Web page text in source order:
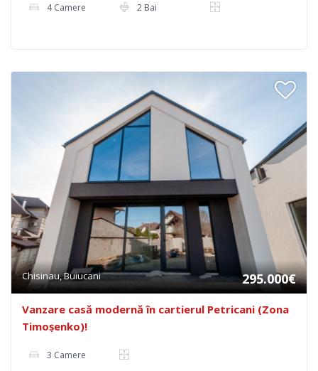
4 Camere 2 Bai
Chisinau, Buiucani 295.000€
Vanzare casă modernă în cartierul Petricani (Zona
Timoșenko)!
3 Camere